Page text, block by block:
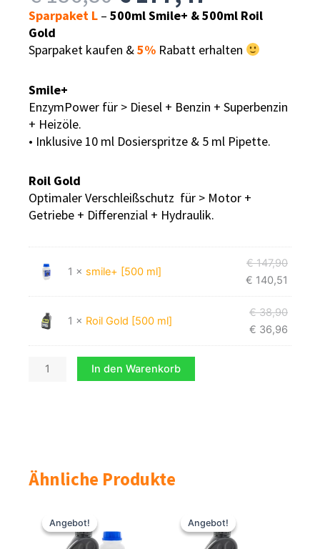
Preis
war:
€ 186,80
Preis
ist:
€ 177,47.
Sparpaket L – 500ml Smile+ & 500ml Roil
Gold
Sparpaket kaufen &5% Rabatt erhalten
Smile+
EnzymPower für > Diesel + Benzin + Superbenzin
+ Heizöle.
• Inklusive 10 ml Dosierspritze & 5 ml Pipette.
Roil Gold
Optimaler Verschleißschutz für > Motor +
Getriebe + Differenzial + Hydraulik.
1 × smile+ [500 ml]
€147,90
€ 140,51
1 × Roil Gold [500 ml]
€38,90
€ 36,96
Sparpaket
In den Warenkorb
Ähnliche Produkte
Angebot!
Angebot!
Preis
war:
€ 363,80
ist:
€ 345,62.
Angebot!
Angebot!
Preis
war:
€ 113,80